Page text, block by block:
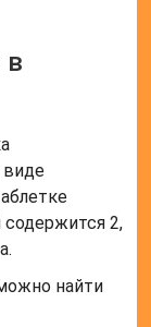
в
виде
содержится 2,
найти